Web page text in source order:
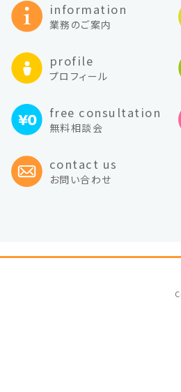
information
業務のご案内
profile
プロフィール
free consultation
無料相談会
contact us
お問い合わせ